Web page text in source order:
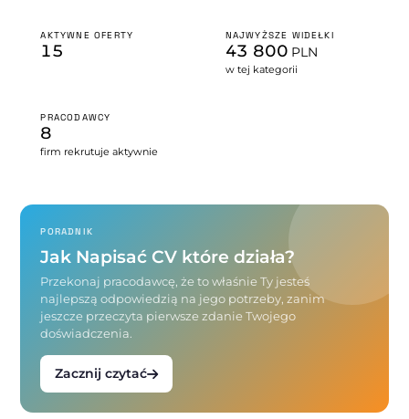
AKTYWNE OFERTY
15
NAJWYŻSZE WIDEŁKI
43 800 PLN
w tej kategorii
PRACODAWCY
8
firm rekrutuje aktywnie
PORADNIK
Jak Napisać CV które działa?
Przekonaj pracodawcę, że to właśnie Ty jesteś
najlepszą odpowiedzią na jego potrzeby, zanim
jeszcze przeczyta pierwsze zdanie Twojego
doświadczenia.
Zacznij czytać